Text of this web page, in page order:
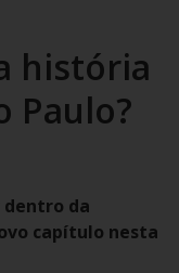
história
Paulo?
dentro da
capítulo nesta